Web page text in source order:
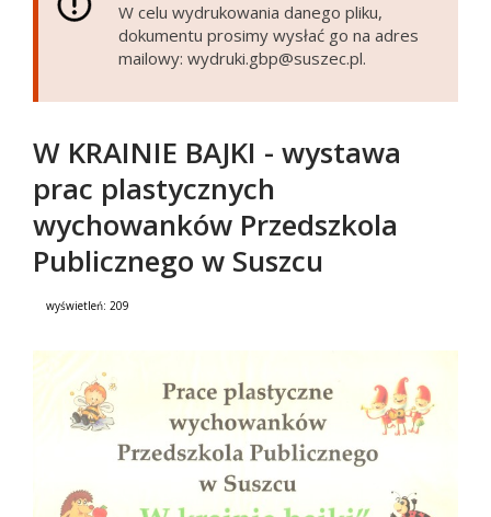
W celu wydrukowania danego pliku,
dokumentu prosimy wysłać go na adres
mailowy: wydruki.gbp@suszec.pl.
W KRAINIE BAJKI - wystawa
prac plastycznych
wychowanków Przedszkola
Publicznego w Suszcu
wyświetleń: 209